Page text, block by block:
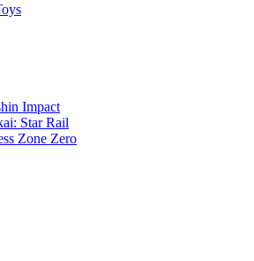
Impact
Star Rail
Zone Zero